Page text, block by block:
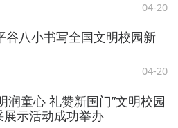
04-20
谷八小书写全国文明校园新
04-20
润童心 礼赞新国门”文明校园
展示活动成功举办